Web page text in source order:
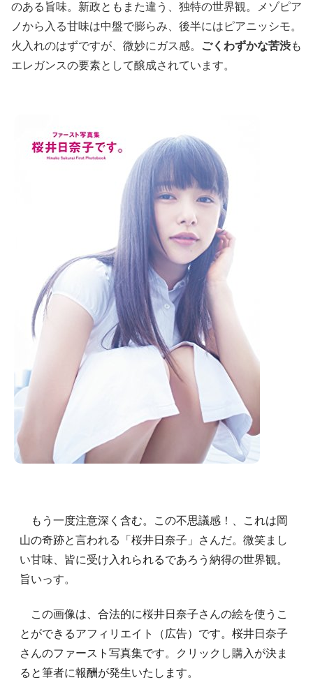
のある旨味。新政ともまた違う、独特の世界観。メゾピア
ノから入る甘味は中盤で膨らみ、後半にはピアニッシモ。
火入れのはずですが、微妙にガス感。
ごくわずかな苦渋も
エレガンスの要素として醸成されています。
もう一度注意深く含む。この不思議感！、これは岡
山の奇跡と言われる「桜井日奈子」さんだ。微笑まし
い甘味、皆に受け入れられるであろう納得の世界観。
旨いっす。
この画像は、合法的に桜井日奈子さんの絵を使うこ
とができるアフィリエイト（広告）です。桜井日奈子
さんのファースト写真集です。クリックし購入が決ま
ると筆者に報酬が発生いたします。